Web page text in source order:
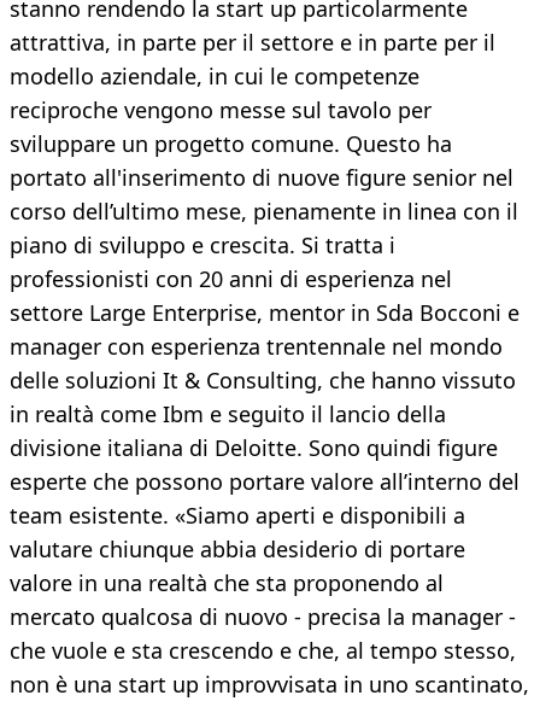
stanno rendendo la start up particolarmente
attrattiva, in parte per il settore e in parte per il
modello aziendale, in cui le competenze
reciproche vengono messe sul tavolo per
sviluppare un progetto comune. Questo ha
portato all'inserimento di nuove figure senior nel
corso dell’ultimo mese, pienamente in linea con il
piano di sviluppo e crescita. Si tratta i
professionisti con 20 anni di esperienza nel
settore Large Enterprise, mentor in Sda Bocconi e
manager con esperienza trentennale nel mondo
delle soluzioni It & Consulting, che hanno vissuto
in realtà come Ibm e seguito il lancio della
divisione italiana di Deloitte. Sono quindi figure
esperte che possono portare valore all’interno del
team esistente. «Siamo aperti e disponibili a
valutare chiunque abbia desiderio di portare
valore in una realtà che sta proponendo al
mercato qualcosa di nuovo - precisa la manager -
che vuole e sta crescendo e che, al tempo stesso,
non è una start up improvvisata in uno scantinato,